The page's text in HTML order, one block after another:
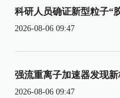
科研人员确证新型粒子“
2026-08-06 09:47
强流重离子加速器发现新
2026-08-06 09:47